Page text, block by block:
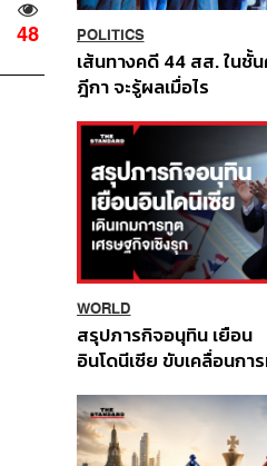
48 POLITICS
เส้นทางคดี 44 สส. ในชั้
ฎีกา จะรู้ผลเมื่อไร
WORLD
สรุปภารกิจอนุทิน เยือน
อินโดนีเซีย ขับเคลื่อนกา
ส่วนยุทธศาสตร์ไทย –
อินโดนีเซีย